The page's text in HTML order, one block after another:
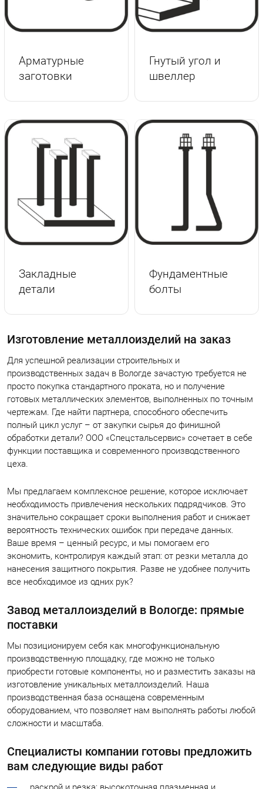
+7 (8172) 27-03-73
Обратный вызов
Арматурные
заготовки
Гнутый угол и
швеллер
Закладные
детали
Фундаментные
болты
Изготовление металлоизделий на заказ
Для успешной реализации строительных и
производственных задач в Вологде зачастую требуется не
просто покупка стандартного проката, но и получение
готовых металлических элементов, выполненных по точным
чертежам. Где найти партнера, способного обеспечить
полный цикл услуг – от закупки сырья до финишной
обработки детали? ООО «Спецстальсервис» сочетает в себе
функции поставщика и современного производственного
цеха.
Мы предлагаем комплексное решение, которое исключает
необходимость привлечения нескольких подрядчиков. Это
значительно сокращает сроки выполнения работ и снижает
вероятность технических ошибок при передаче данных.
Ваше время – ценный ресурс, и мы помогаем его
экономить, контролируя каждый этап: от резки металла до
нанесения защитного покрытия. Разве не удобнее получить
все необходимое из одних рук?
Завод металлоизделий в Вологде: прямые
поставки
Мы позиционируем себя как многофункциональную
производственную площадку, где можно не только
приобрести готовые компоненты, но и разместить заказы на
изготовление уникальных металлоизделий. Наша
производственная база оснащена современным
оборудованием, что позволяет нам выполнять работы любой
сложности и масштаба.
Специалисты компании готовы предложить
вам следующие виды работ